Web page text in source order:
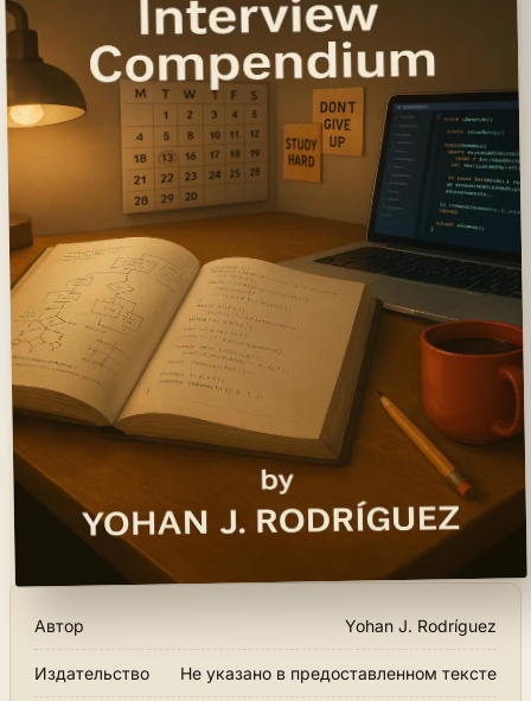
Автор Yohan J. Rodríguez
Издательство Не указано в предоставленном тексте